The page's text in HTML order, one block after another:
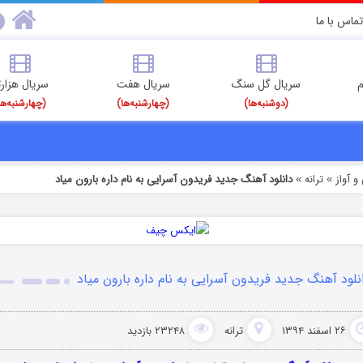
تماس با ما
سریال گل سنگ
(دوشنبه‌ها)
سریال هفت
(چهارشنبه‌ها)
سریال
آواز » ترانه»دانلود آهنگ جدید فریدون آسرایی به نام داره بارون میاد
آهنگ جدید فریدون آسرایی به نام داره بارون میاد
۲۶ اسفند ۱۳۹۴ ترانه ۲۳۲۴۸ بازدید